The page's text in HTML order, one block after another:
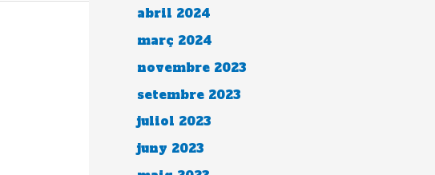
abril 2024
març 2024
novembre 2023
setembre 2023
juliol 2023
juny 2023